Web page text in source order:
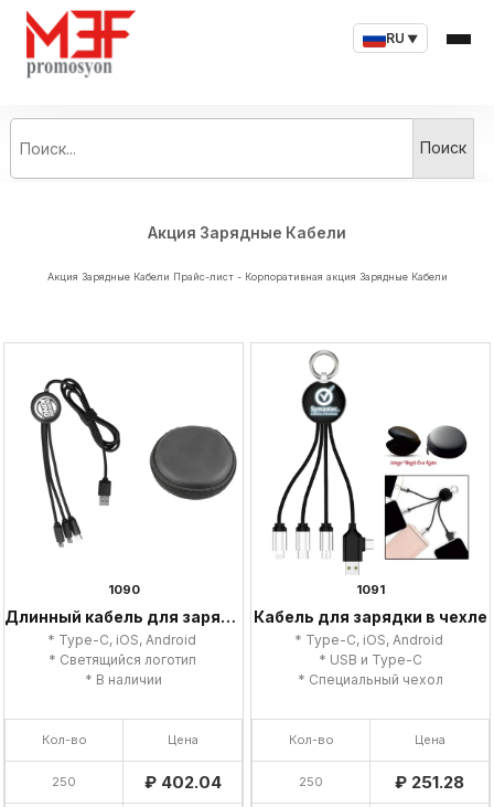
RU ▼
Поиск...
Поиск
Акция Зарядные Кабели
Акция Зарядные Кабели Прайс-лист - Корпоративная акция Зарядные Кабели
1090
Длинный кабель для зарядки
* Type-C, iOS, Android
* Светящийся логотип
* В наличии
Кол-во Цена
250 ₽ 402.04
1091
Кабель для зарядки в чехле
* Type-C, iOS, Android
* USB и Type-C
* Специальный чехол
Кол-во Цена
250 ₽ 251.28